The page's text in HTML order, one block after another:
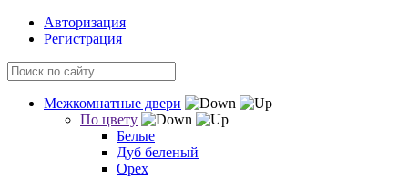
Авторизация
Регистрация
Межкомнатные двери
По цвету
Белые
Дуб беленый
Орех